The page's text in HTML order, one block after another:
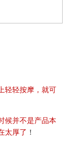
轻轻按摩，就可
候并不是产品本
太厚了 ！